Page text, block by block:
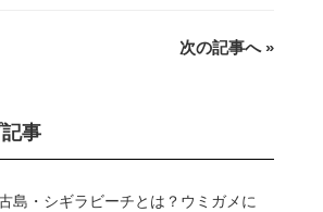
次の記事へ »
事
島・シギラビーチとは？ウミガメに